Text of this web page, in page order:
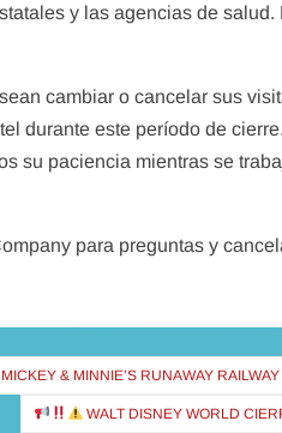
y las agencias de
cambiar o cancelar sus
durante este período de
su paciencia mientras se
para preguntas y
& MINNIE’S RUNAWAY
WALT DISNEY WORLD